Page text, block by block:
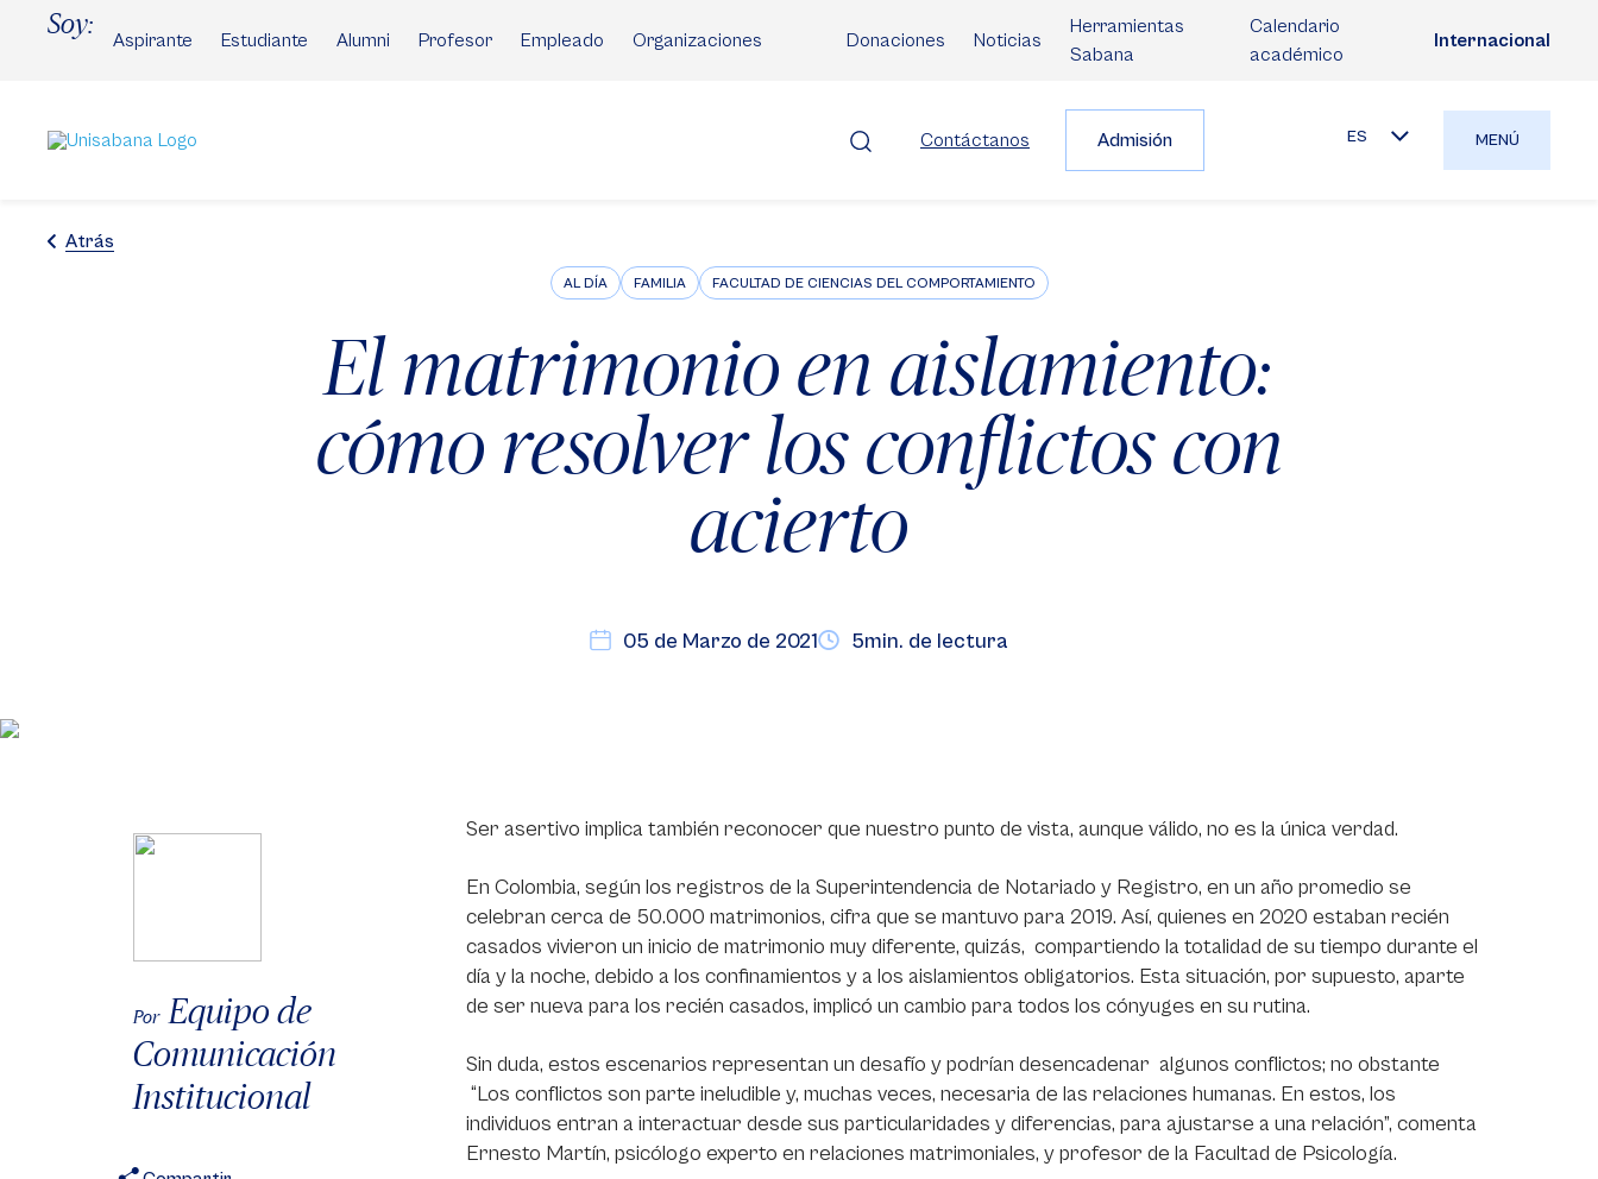
Soy:
Aspirante Estudiante Alumni Profesor Empleado Organizaciones Donaciones Noticias
Herramientas
Sabana
Calendario
académico
Internacional
Contáctanos Admisión ES MENÚ
Atrás
AL DÍA FAMILIA FACULTAD DE CIENCIAS DEL COMPORTAMIENTO
El matrimonio en aislamiento:
cómo resolver los conflictos con
acierto
05 de Marzo de 2021 5min. de lectura
Por Equipo de
Comunicación
Institucional
Ser asertivo implica también reconocer que nuestro punto de vista, aunque válido, no es la única verdad.
En Colombia, según los registros de la Superintendencia de Notariado y Registro, en un año promedio se
celebran cerca de 50.000 matrimonios, cifra que se mantuvo para 2019. Así, quienes en 2020 estaban recién
casados vivieron un inicio de matrimonio muy diferente, quizás, compartiendo la totalidad de su tiempo durante el
día y la noche, debido a los confinamientos y a los aislamientos obligatorios. Esta situación, por supuesto, aparte
de ser nueva para los recién casados, implicó un cambio para todos los cónyuges en su rutina.
Sin duda, estos escenarios representan un desafío y podrían desencadenar algunos conflictos; no obstante
“Los conflictos son parte ineludible y, muchas veces, necesaria de las relaciones humanas. En estos, los
individuos entran a interactuar desde sus particularidades y diferencias, para ajustarse a una relación”, comenta
Ernesto Martín, psicólogo experto en relaciones matrimoniales, y profesor de la Facultad de Psicología.